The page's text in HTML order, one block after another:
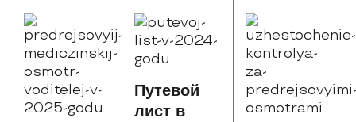
Путевой
лист в